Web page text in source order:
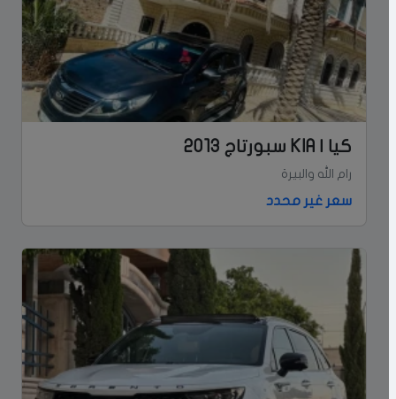
كيا | KIA سبورتاج 2013
رام الله والبيرة
سعر غير محدد